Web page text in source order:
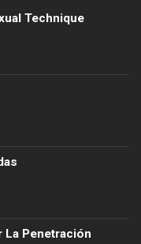
Technique
La Penetración